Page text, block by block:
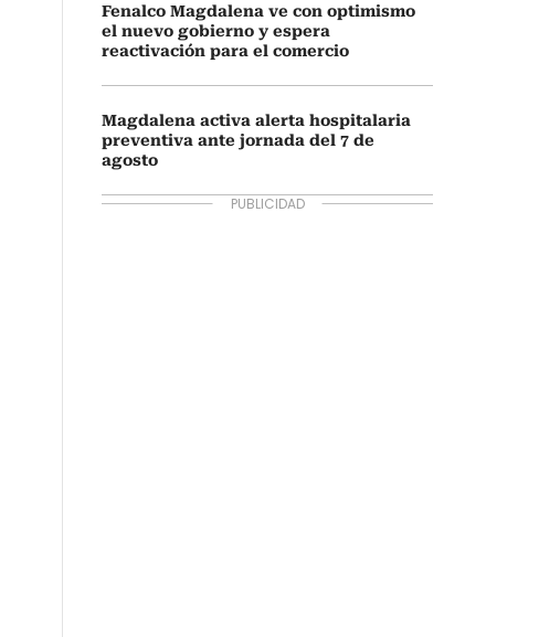
Fenalco Magdalena ve con optimismo
el nuevo gobierno y espera
reactivación para el comercio
Magdalena activa alerta hospitalaria
preventiva ante jornada del 7 de
agosto